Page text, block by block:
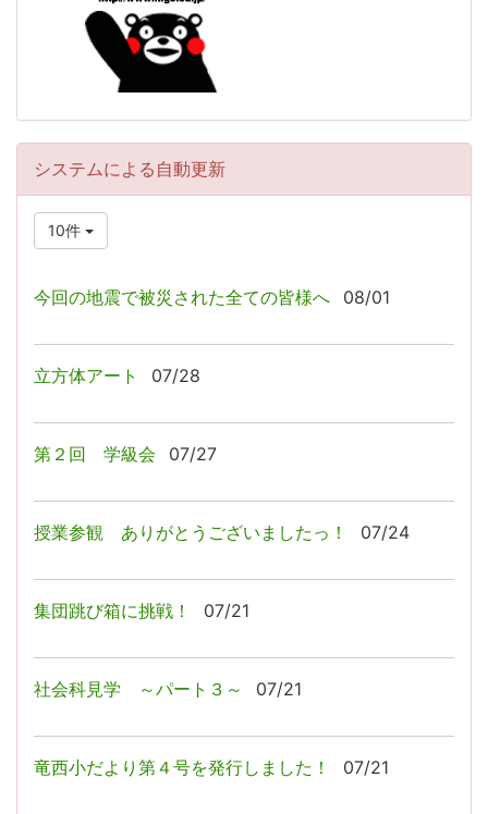
システムによる自動更新
10件
今回の地震で被災された全ての皆様へ 08/01
立方体アート 07/28
第２回 学級会 07/27
授業参観 ありがとうございましたっ！ 07/24
集団跳び箱に挑戦！ 07/21
社会科見学 ～パート３～ 07/21
竜西小だより第４号を発行しました！ 07/21